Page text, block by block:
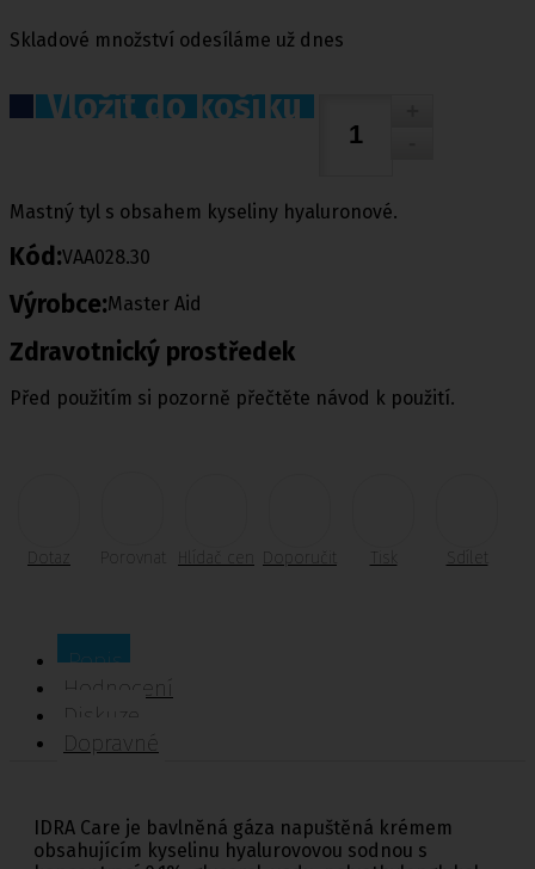
Skladové množství odesíláme už dnes
Vložit do košíku
Mastný tyl s obsahem kyseliny hyaluronové.
Kód:VAA028.30
Výrobce:Master Aid
Zdravotnický prostředek
Před použitím si pozorně přečtěte návod k použití.
Dotaz Porovnat Doporučit Tisk Sdílet
Popis
Hodnocení
Diskuze
Dopravné
IDRA Care je bavlněná gáza napuštěná krémem
obsahujícím kyselinu hyalurovovou sodnou s